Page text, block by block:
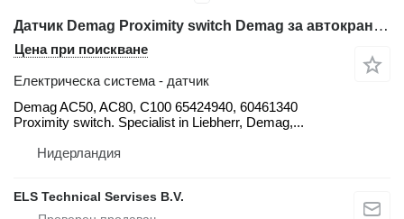
Датчик Demag Proximity switch Demag за автокран Demag AC50, AC80, C100
Цена при поискване
Електрическа система - датчик
Demag AC50, AC80, C100 65424940, 60461340
Proximity switch. Specialist in Liebherr, Demag,...
Нидерландия
ELS Technical Servises B.V.